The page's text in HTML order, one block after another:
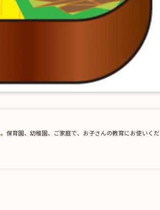
。保育園、幼稚園、ご家庭で、お子さんの教育にお使いくだ